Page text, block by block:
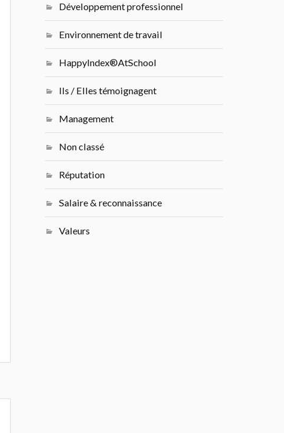
Développement professionnel
Environnement de travail
HappyIndex®AtSchool
Ils / Elles témoignagent
Management
Non classé
Réputation
Salaire & reconnaissance
Valeurs